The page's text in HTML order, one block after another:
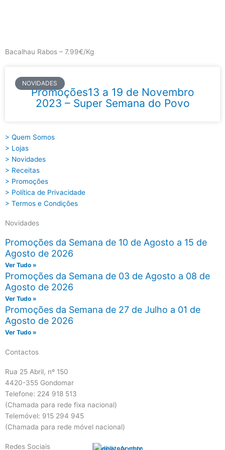
Bacalhau Rabos – 7.99€/Kg
NOVIDADES
Promoções13 a 19 de Novembro
2023 – Super Semana do Povo
> Quem Somos
> Lojas
> Novidades
> Receitas
> Promoções
> Política de Privacidade
> Termos e Condições
Novidades
Promoções da Semana de 10 de Agosto a 15 de
Agosto de 2026
Ver Tudo »
Promoções da Semana de 03 de Agosto a 08 de
Agosto de 2026
Ver Tudo »
Promoções da Semana de 27 de Julho a 01 de
Agosto de 2026
Ver Tudo »
Contactos
Rua 25 Abril, nº 150
4420-355 Gondomar
Telefone: 224 918 513
(Chamada para rede fixa nacional)
Telemóvel: 915 294 945
(Chamada para rede móvel nacional)
Redes Sociais